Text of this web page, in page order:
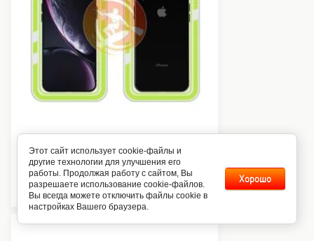
смартфона (салатовый)
500 Руб
Этот сайт использует cookie-файлы и
другие технологии для улучшения его
работы. Продолжая работу с сайтом, Вы
разрешаете использование cookie-файлов.
Вы всегда можете отключить файлы cookie в
настройках Вашего браузера.
Хорошо